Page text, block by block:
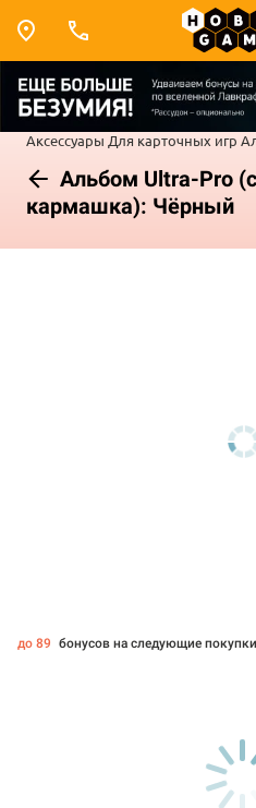
Аксессуары Для карточных игр
Альбом Ultra-Pro
кармашка): Чёрный
до 89 бонусов на следующие покупки